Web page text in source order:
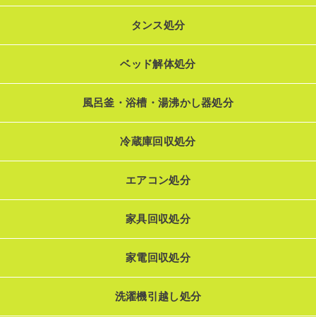
タンス処分
ベッド解体処分
風呂釜・浴槽・湯沸かし器処分
冷蔵庫回収処分
エアコン処分
家具回収処分
家電回収処分
洗濯機引越し処分